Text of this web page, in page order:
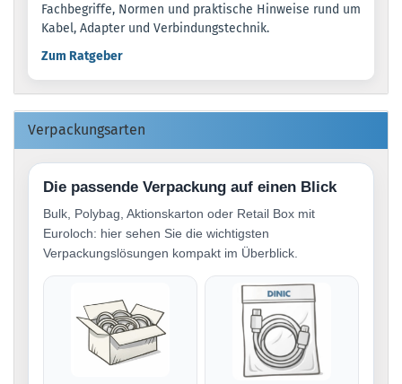
Fachbegriffe, Normen und praktische Hinweise rund um
Kabel, Adapter und Verbindungstechnik.
Zum Ratgeber
Verpackungsarten
Die passende Verpackung auf einen Blick
Bulk, Polybag, Aktionskarton oder Retail Box mit
Euroloch: hier sehen Sie die wichtigsten
Verpackungslösungen kompakt im Überblick.